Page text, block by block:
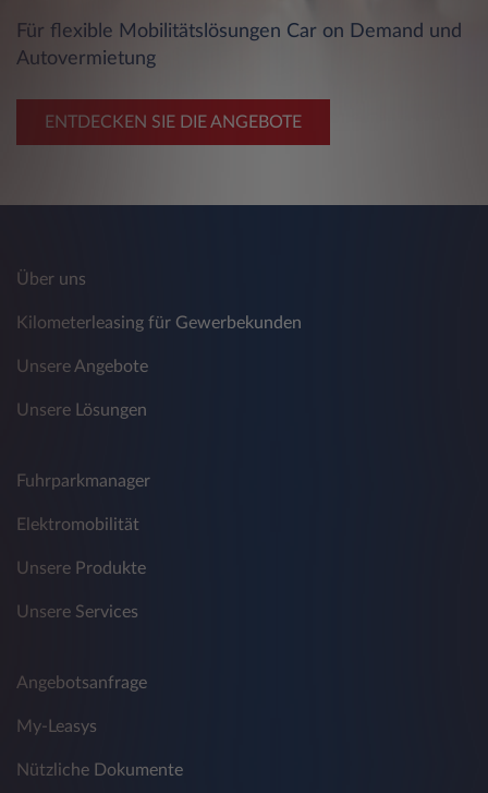
Für flexible Mobilitätslösungen Car on Demand und
Autovermietung
ENTDECKEN SIE DIE ANGEBOTE
Über uns
Kilometerleasing für Gewerbekunden
Unsere Angebote
Unsere Lösungen
Fuhrparkmanager
Elektromobilität
Unsere Produkte
Unsere Services
Angebotsanfrage
My-Leasys
Nützliche Dokumente